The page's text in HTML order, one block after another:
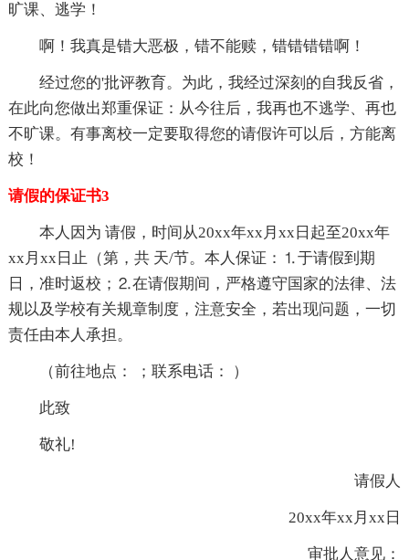
旷课、逃学！
啊！我真是错大恶极，错不能赎，错错错错啊！
经过您的'批评教育。为此，我经过深刻的自我反省，
在此向您做出郑重保证：从今往后，我再也不逃学、再也
不旷课。有事离校一定要取得您的请假许可以后，方能离
校！
请假的保证书3
本人因为 请假，时间从20xx年xx月xx日起至20xx年
xx月xx日止（第，共 天/节。本人保证：⒈于请假到期
日，准时返校；⒉在请假期间，严格遵守国家的法律、法
规以及学校有关规章制度，注意安全，若出现问题，一切
责任由本人承担。
（前往地点： ；联系电话： ）
此致
敬礼!
请假人
20xx年xx月xx日
审批人意见：